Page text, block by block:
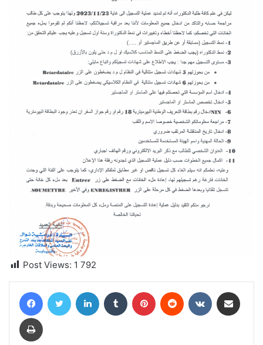
Post Views: 1 792
FacebookTwitter Linkedin Tumblr Pinterest Reddit VKontakte
Imprimer